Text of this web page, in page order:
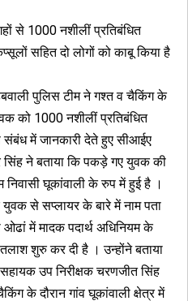
से 1000 नशीलीं प्रतिबंधित
सहित दो लोगों को काबू किया है
पुलिस टीम ने गश्त व चैकिंग के
को 1000 नशीलीं प्रतिबंधित
में जानकारी देते हुए सीआईए
सिंह ने बताया कि पकड़े गए युवक की
निवासी घूकांवाली के रुप में हुई है ।
युवक से सप्लायर के बारे में नाम पता
में मादक पदार्थ अधिनियम के
शुरु कर दी है । उन्होंने बताया
उप निरीक्षक चरणजीत सिंह
के दौरान गांव घूकांवाली क्षेत्र में